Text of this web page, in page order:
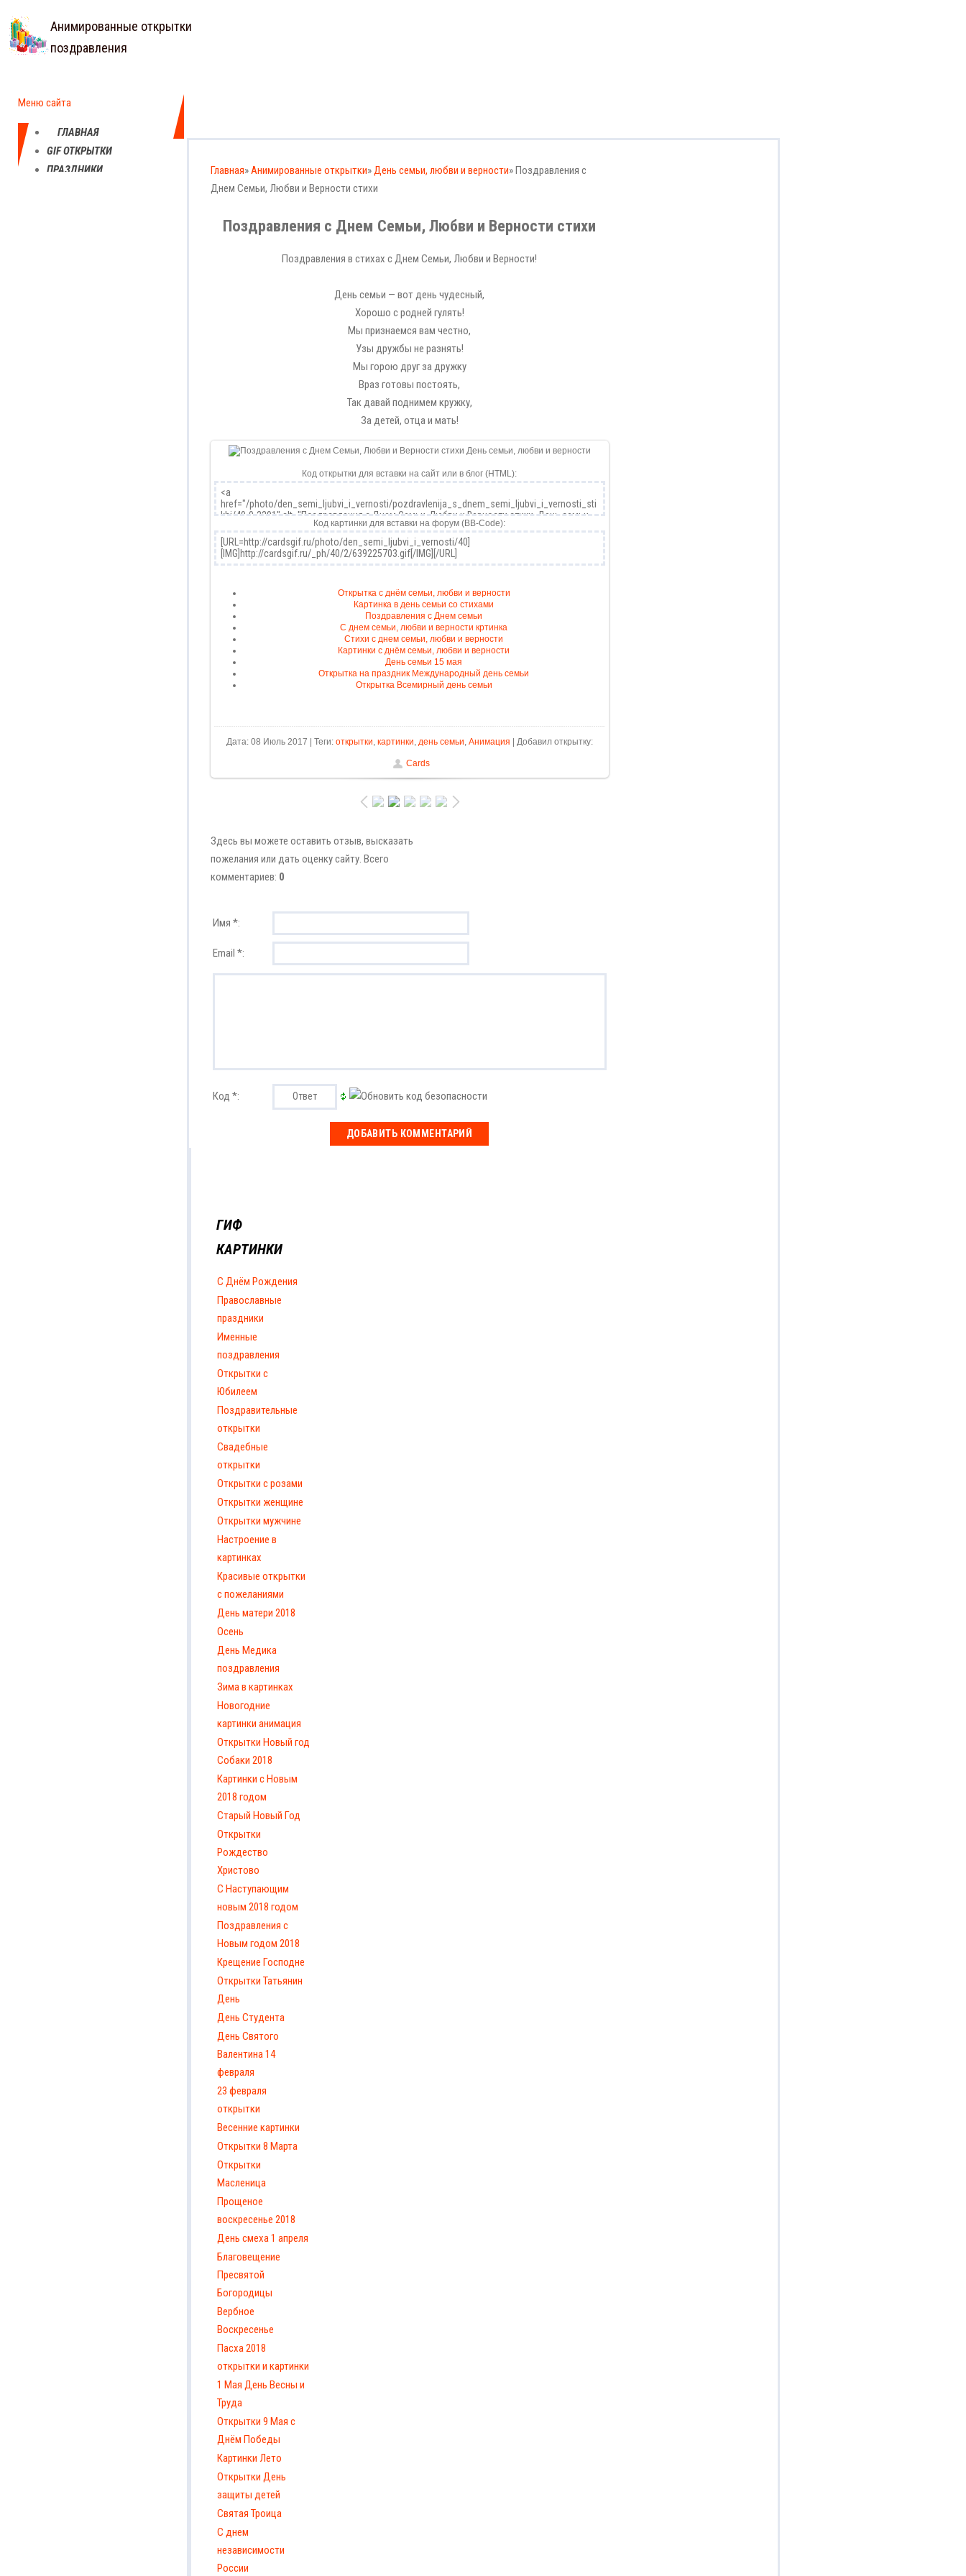
Анимированные открытки
поздравления
Меню сайта
ГЛАВНАЯ
GIF ОТКРЫТКИ
ПРАЗДНИКИ
Главная»Анимированные открытки»День семьи, любви и верности» Поздравления с
Днем Семьи, Любви и Верности стихи
Поздравления с Днем Семьи, Любви и Верности стихи
Поздравления в стихах с Днем Семьи, Любви и Верности!
День семьи — вот день чудесный,
Хорошо с родней гулять!
Мы признаемся вам честно,
Узы дружбы не разнять!
Мы горою друг за дружку
Враз готовы постоять,
Так давай поднимем кружку,
За детей, отца и мать!
Код открытки для вставки на сайт или в блог (HTML):
Код картинки для вставки на форум (BB-Code):
Открытка с днём семьи, любви и верности
Картинка в день семьи со стихами
Поздравления с Днем семьи
С днем семьи, любви и верности кртинка
Стихи с днем семьи, любви и верности
Картинки с днём семьи, любви и верности
День семьи 15 мая
Открытка на праздник Международный день семьи
Открытка Всемирный день семьи
Дата: 08 Июль 2017 | Теги: открытки, картинки, день семьи, Анимация | Добавил открытку:
Cards
Здесь вы можете оставить отзыв, высказать
пожелания или дать оценку сайту. Всего
комментариев: 0
Имя *:
Email *:
Код *:
ГИФ
КАРТИНКИ
С Днём Рождения
Православные
праздники
Именные
поздравления
Открытки с
Юбилеем
Поздравительные
открытки
Свадебные
открытки
Открытки с розами
Открытки женщине
Открытки мужчине
Настроение в
картинках
Красивые открытки
с пожеланиями
День матери 2018
Осень
День Медика
поздравления
Зима в картинках
Новогодние
картинки анимация
Открытки Новый год
Собаки 2018
Картинки с Новым
2018 годом
Старый Новый Год
Открытки
Рождество
Христово
С Наступающим
новым 2018 годом
Поздравления с
Новым годом 2018
Крещение Господне
Открытки Татьянин
День
День Студента
День Святого
Валентина 14
февраля
23 февраля
открытки
Весенние картинки
Открытки 8 Марта
Открытки
Масленица
Прощеное
воскресенье 2018
День смеха 1 апреля
Благовещение
Пресвятой
Богородицы
Вербное
Воскресенье
Пасха 2018
открытки и картинки
1 Мая День Весны и
Труда
Открытки 9 Мая с
Днём Победы
Картинки Лето
Открытки День
защиты детей
Святая Троица
С днем
независимости
России